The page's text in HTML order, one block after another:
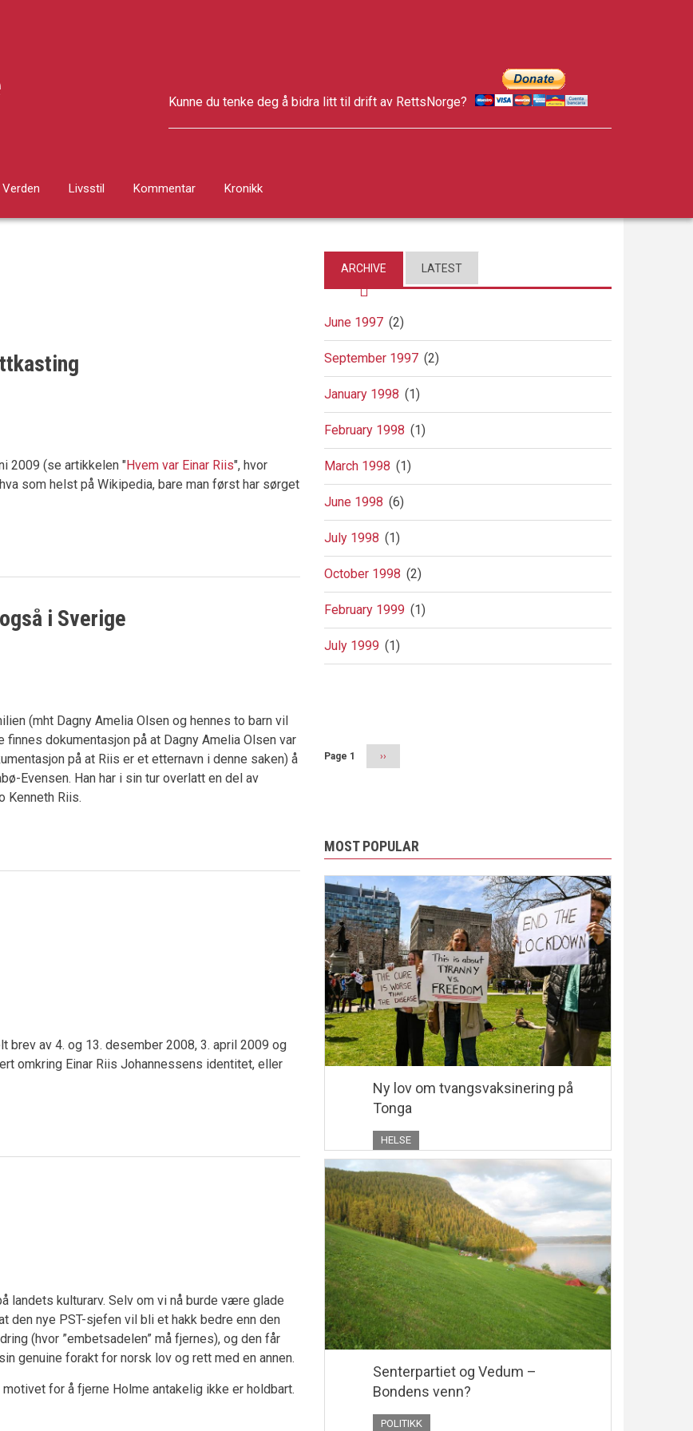
Kunne du tenke deg å bidra litt til drift av RettsNorge?
Verden Livsstil Kommentar Kronikk
2009 (se artikkelen "Hvem var Einar Riis", hvor
som helst på Wikipedia, bare man først har sørget
i Sverige
(mht Dagny Amelia Olsen og hennes to barn vil
dokumentasjon på at Dagny Amelia Olsen var
på at Riis er et etternavn i denne saken) å
Evensen. Han har i sin tur overlatt en del av
Kenneth Riis.
av 4. og 13. desember 2008, 3. april 2009 og
omkring Einar Riis Johannessens identitet, eller
landets kulturarv. Selv om vi nå burde være glade
den nye PST-sjefen vil bli et hakk bedre enn den
(hvor ”embetsadelen” må fjernes), og den får
genuine forakt for norsk lov og rett med en annen.
for å fjerne Holme antakelig ikke er holdbart.
ARCHIVE LATEST
June 1997 (2)
September 1997 (2)
January 1998 (1)
February 1998 (1)
March 1998 (1)
June 1998 (6)
July 1998 (1)
October 1998 (2)
February 1999 (1)
July 1999 (1)
Page 1
Next
page
››
MOST POPULAR
Ny lov om tvangsvaksinering på
Tonga
HELSE
Senterpartiet og Vedum –
Bondens venn?
POLITIKK